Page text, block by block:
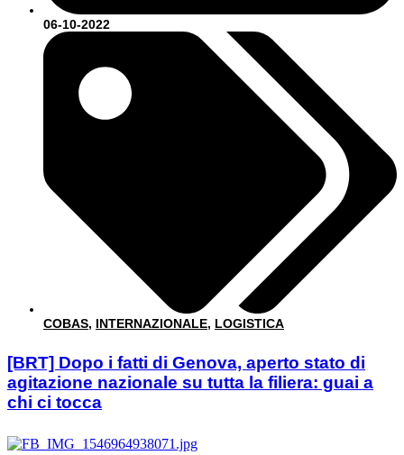
06-10-2022
COBAS, INTERNAZIONALE, LOGISTICA
[BRT] Dopo i fatti di Genova, aperto stato di
agitazione nazionale su tutta la filiera: guai a
chi ci tocca